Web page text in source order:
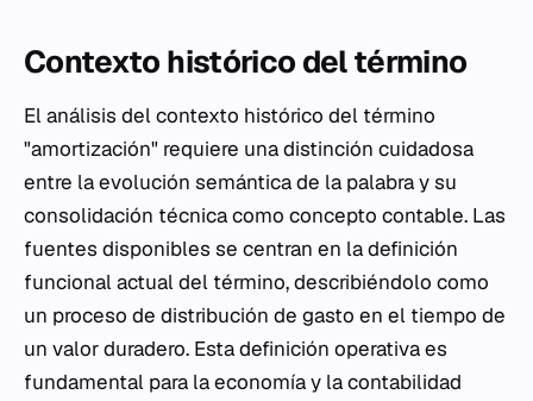
Contexto histórico del término
El análisis del contexto histórico del término
"amortización" requiere una distinción cuidadosa
entre la evolución semántica de la palabra y su
consolidación técnica como concepto contable. Las
fuentes disponibles se centran en la definición
funcional actual del término, describiéndolo como
un proceso de distribución de gasto en el tiempo de
un valor duradero. Esta definición operativa es
fundamental para la economía y la contabilidad